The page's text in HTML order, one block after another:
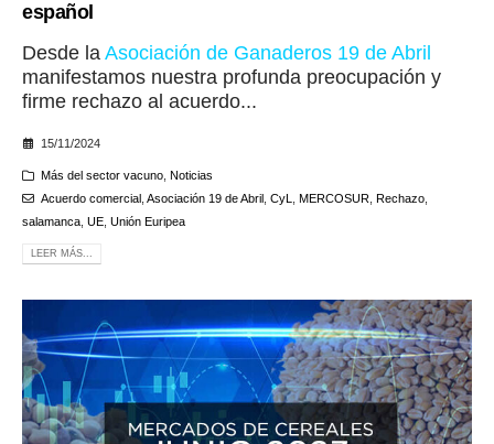
español
Desde la Asociación de Ganaderos 19 de Abril
manifestamos nuestra profunda preocupación y
firme rechazo al acuerdo...
15/11/2024
Más del sector vacuno, Noticias
Acuerdo comercial Asociación 19 de Abril CyL MERCOSUR, Rechazo,
salamanca UE Unión Euripea
LEER MÁS...